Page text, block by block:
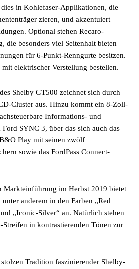
in Kohlefaser-Applikationen, die
zieren, und akzentuiert
Optional stehen Recaro-
die besonders viel Seitenhalt bieten
für 6-Punkt-Renngurte besitzen.
elektrischer Verstellung bestellen.
Shelby GT500 zeichnet sich durch
Cluster aus. Hinzu kommt ein 8-Zoll-
Informations- und
SYNC 3, über das sich auch das
Play mit seinen zwölf
sowie das FordPass Connect-
Markteinführung im Herbst 2019 bietet
anderem in den Farben „Red
„Iconic-Silver“ an. Natürlich stehen
Streifen in kontrastierenden Tönen zur
Tradition faszinierender Shelby-